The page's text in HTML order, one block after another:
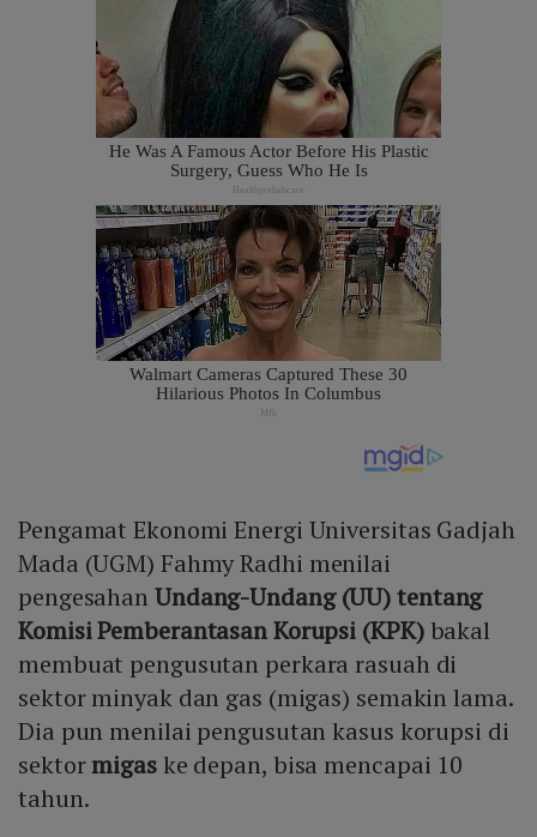
Pengamat Ekonomi Energi Universitas Gadjah
Mada (UGM) Fahmy Radhi menilai
pengesahan Undang-Undang (UU) tentang
Komisi Pemberantasan Korupsi (KPK)bakal
membuat pengusutan perkara rasuah di
sektor minyak dan gas (migas) semakin lama.
Dia pun menilai pengusutan kasus korupsi di
sektormigaske depan, bisa mencapai 10
tahun.